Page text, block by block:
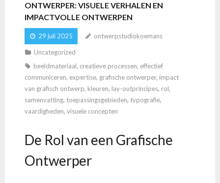
ONTWERPER: VISUELE VERHALEN EN
IMPACTVOLLE ONTWERPEN
29 juli 2025 ontwerpstudiokoemans
Uncategorized
beeldmateriaal, creatieve processen, effectief
communiceren, expertise, grafische ontwerper, impact
van grafisch ontwerp, kleuren, lay-outprincipes, rol,
samenvatting, toepassingsgebieden, typografie,
vaardigheden, visuele concepten
De Rol van een Grafische
Ontwerper